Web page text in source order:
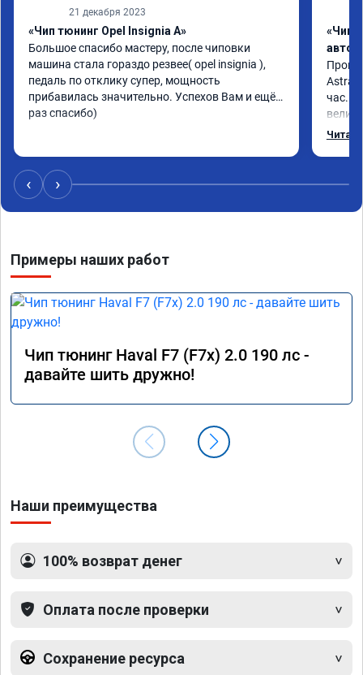
21 декабря 2023
«Чип тюнинг Opel Insignia A»
Большое спасибо мастеру, после чиповки
машина стала гораздо резвее( opel insignia ),
педаль по отклику супер, мощность
прибавилась значительно. Успехов Вам и ещё
раз спасибо)
«Чип
Astra
час.
Номер
‹ ›
Примеры наших работ
Чип тюнинг Haval F7 (F7x) 2.0 190 лс -
давайте шить дружно!
Наши преимущества
100% возврат денег
Оплата после проверки
Сохранение ресурса